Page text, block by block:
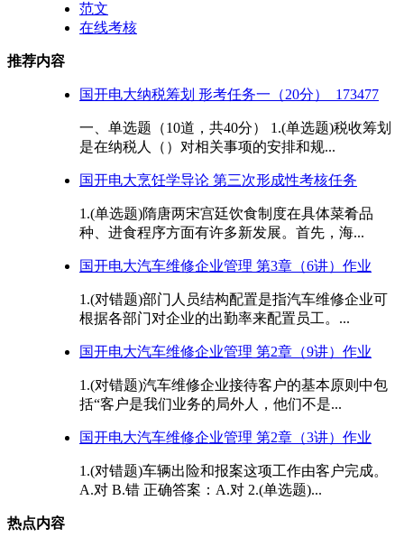
范文
在线考核
推荐内容
国开电大纳税筹划 形考任务一（20分）_173477
一、单选题（10道，共40分） 1.(单选题)税收筹划
是在纳税人（）对相关事项的安排和规...
国开电大烹饪学导论 第三次形成性考核任务
1.(单选题)隋唐两宋宫廷饮食制度在具体菜肴品
种、进食程序方面有许多新发展。首先，海...
国开电大汽车维修企业管理 第3章（6讲）作业
1.(对错题)部门人员结构配置是指汽车维修企业可
根据各部门对企业的出勤率来配置员工。...
国开电大汽车维修企业管理 第2章（9讲）作业
1.(对错题)汽车维修企业接待客户的基本原则中包
括“客户是我们业务的局外人，他们不是...
国开电大汽车维修企业管理 第2章（3讲）作业
1.(对错题)车辆出险和报案这项工作由客户完成。
A.对 B.错 正确答案：A.对 2.(单选题)...
热点内容